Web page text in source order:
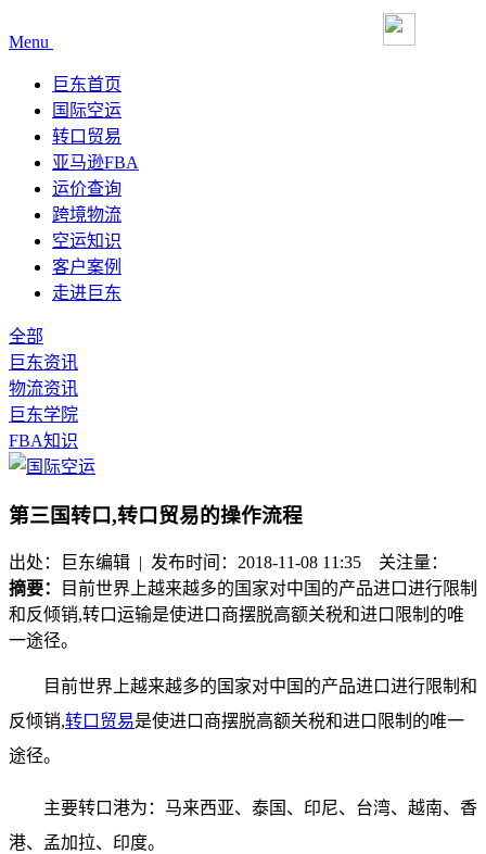
Menu
巨东首页
国际空运
转口贸易
亚马逊FBA
运价查询
跨境物流
空运知识
客户案例
走进巨东
全部
巨东资讯
物流资讯
巨东学院
FBA知识
第三国转口,转口贸易的操作流程
出处：巨东编辑 | 发布时间：2018-11-08 11:35 关注量：
摘要：
目前世界上越来越多的国家对中国的产品进口进行限制
和反倾销,转口运输是使进口商摆脱高额关税和进口限制的唯
一途径。
目前世界上越来越多的国家对中国的产品进口进行限制和
反倾销,转口贸易是使进口商摆脱高额关税和进口限制的唯一
途径。
主要转口港为：马来西亚、泰国、印尼、台湾、越南、香
港、孟加拉、印度。